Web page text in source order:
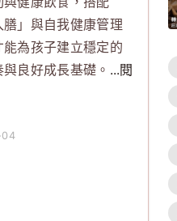
膳」與自我健康管理
能為孩子建立穩定的
良好成長基礎。 ...閱